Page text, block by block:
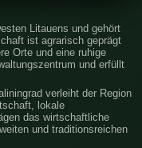
Litauens und gehört
ist agrarisch geprägt
Orte und eine ruhige
und erfüllt
verleiht der Region
lokale
das wirtschaftliche
und traditionsreichen